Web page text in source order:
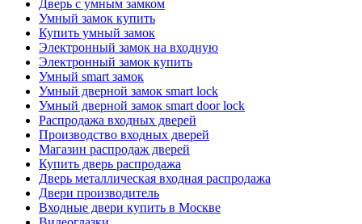
Дверь с умным замком
Умный замок купить
Купить умный замок
Электронный замок на входную
Электронный замок купить
Умный smart замок
Умный дверной замок smart lock
Умный дверной замок smart door lock
Распродажа входных дверей
Производство входных дверей
Магазин распродаж дверей
Купить дверь распродажа
Дверь металлическая входная распродажа
Двери производитель
Входные двери купить в Москве